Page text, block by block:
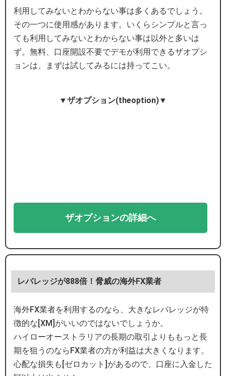
利用してみないとわからない事は多くあるでしょう。
その一つに使用感があります。いくらシンプルと言っ
ても利用してみないとわからない事は以外と多いは
ず。無料、口座開設不要でデモが利用できるザオプシ
ョンは、まずは試してみるには持ってこい。
▼ザオプション(theoption)▼
ザオプションの詳細へ
レバレッジが888倍！脅威の海外FX業者
海外FX業者を利用するのなら、大きなレバレッジが特
徴的な[XM]がいいのではないでしょうか。
ハイローオーストラリアの長期の取引よりももっと長
期を狙うのならFX業者の方が利益は大きくなります。
心配な損失も[ゼロカット]があるので、口座に入金した